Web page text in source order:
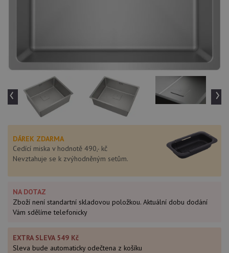
‹ ›
DÁREK ZDARMA
Cedící miska v hodnotě 490,- kč
Nevztahuje se k zvýhodněným setům.
NA DOTAZ
Zboží není standartní skladovou položkou. Aktuální dobu dodání
Vám sdělíme telefonicky
EXTRA SLEVA 549 Kč
Sleva bude automaticky odečtena z košíku